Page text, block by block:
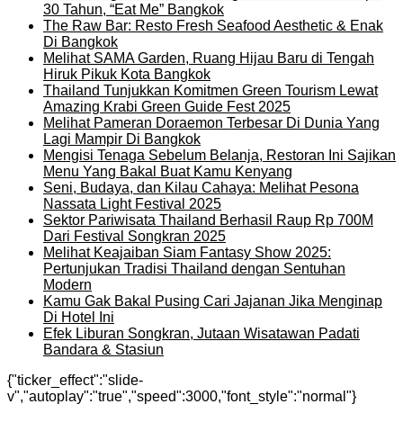
30 Tahun, “Eat Me” Bangkok
The Raw Bar: Resto Fresh Seafood Aesthetic & Enak
Di Bangkok
Melihat SAMA Garden, Ruang Hijau Baru di Tengah
Hiruk Pikuk Kota Bangkok
Thailand Tunjukkan Komitmen Green Tourism Lewat
Amazing Krabi Green Guide Fest 2025
Melihat Pameran Doraemon Terbesar Di Dunia Yang
Lagi Mampir Di Bangkok
Mengisi Tenaga Sebelum Belanja, Restoran Ini Sajikan
Menu Yang Bakal Buat Kamu Kenyang
Seni, Budaya, dan Kilau Cahaya: Melihat Pesona
Nassata Light Festival 2025
Sektor Pariwisata Thailand Berhasil Raup Rp 700M
Dari Festival Songkran 2025
Melihat Keajaiban Siam Fantasy Show 2025:
Pertunjukan Tradisi Thailand dengan Sentuhan
Modern
Kamu Gak Bakal Pusing Cari Jajanan Jika Menginap
Di Hotel Ini
Efek Liburan Songkran, Jutaan Wisatawan Padati
Bandara & Stasiun
{"ticker_effect":"slide-
v","autoplay":"true","speed":3000,"font_style":"normal"}